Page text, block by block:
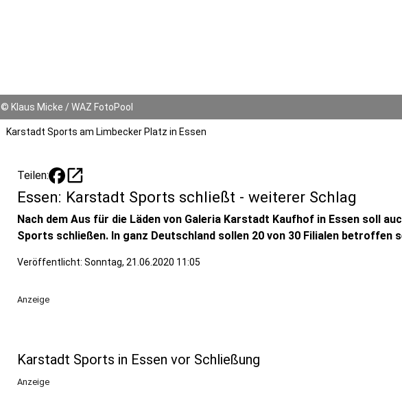
© Klaus Micke / WAZ FotoPool
Karstadt Sports am Limbecker Platz in Essen
Teilen: open_in_new
Essen: Karstadt Sports schließt - weiterer Schlag
Nach dem Aus für die Läden von Galeria Karstadt Kaufhof in Essen soll
Sports schließen. In ganz Deutschland sollen 20 von 30 Filialen betroffen
Veröffentlicht: Sonntag, 21.06.2020 11:05
Anzeige
Karstadt Sports in Essen vor Schließung
Anzeige